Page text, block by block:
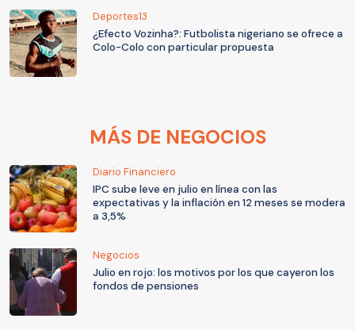
Deportes13
¿Efecto Vozinha?: Futbolista nigeriano se ofrece a
Colo-Colo con particular propuesta
MÁS DE NEGOCIOS
Diario Financiero
IPC sube leve en julio en línea con las
expectativas y la inflación en 12 meses se modera
a 3,5%
Negocios
Julio en rojo: los motivos por los que cayeron los
fondos de pensiones